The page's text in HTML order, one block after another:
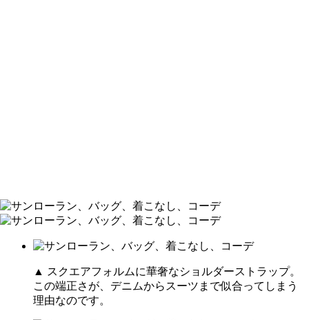
▲ スクエアフォルムに華奢なショルダーストラップ。
この端正さが、デニムからスーツまで似合ってしまう
理由なのです。